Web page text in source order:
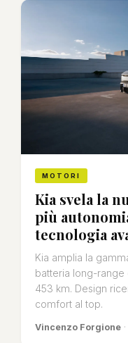
MOTORI
Kia svela la
più
tecnologia
Kia amplia la
batteria long-range
453 km. Design
comfort al top.
Vincenzo Forgione